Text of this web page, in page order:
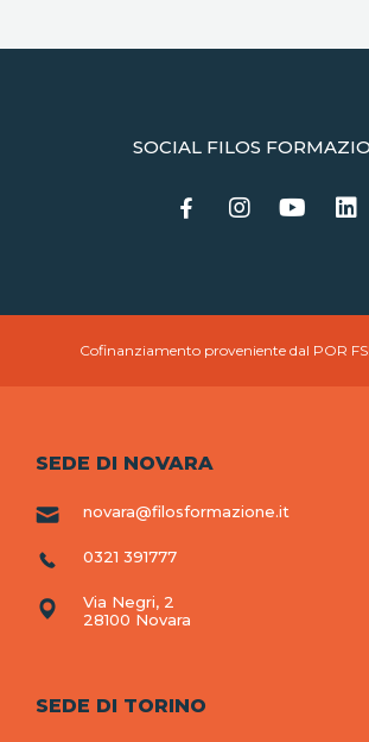
SOCIAL FILOS
Cofinanziamento proveniente dal POR
SEDE DI NOVARA
novara@filosformazione.it
0321 391777
Via Negri, 2
28100 Novara
SEDE DI TORINO